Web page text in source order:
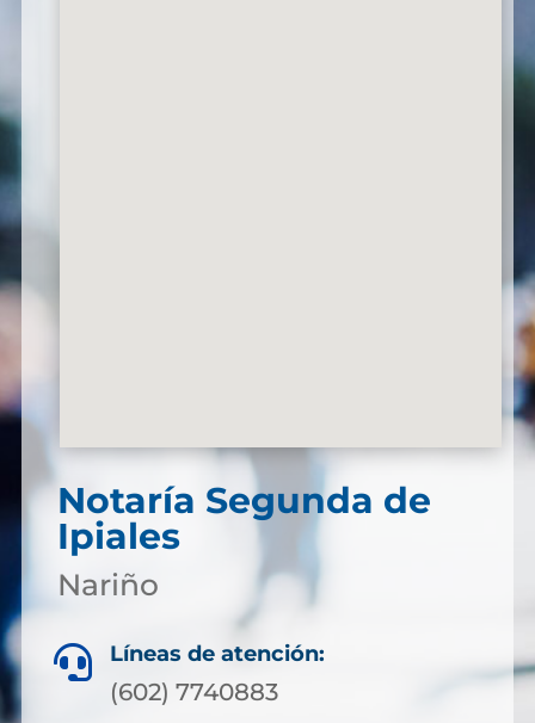
Notaría Segunda de
Ipiales
Nariño
 Líneas de atención:
(602) 7740883